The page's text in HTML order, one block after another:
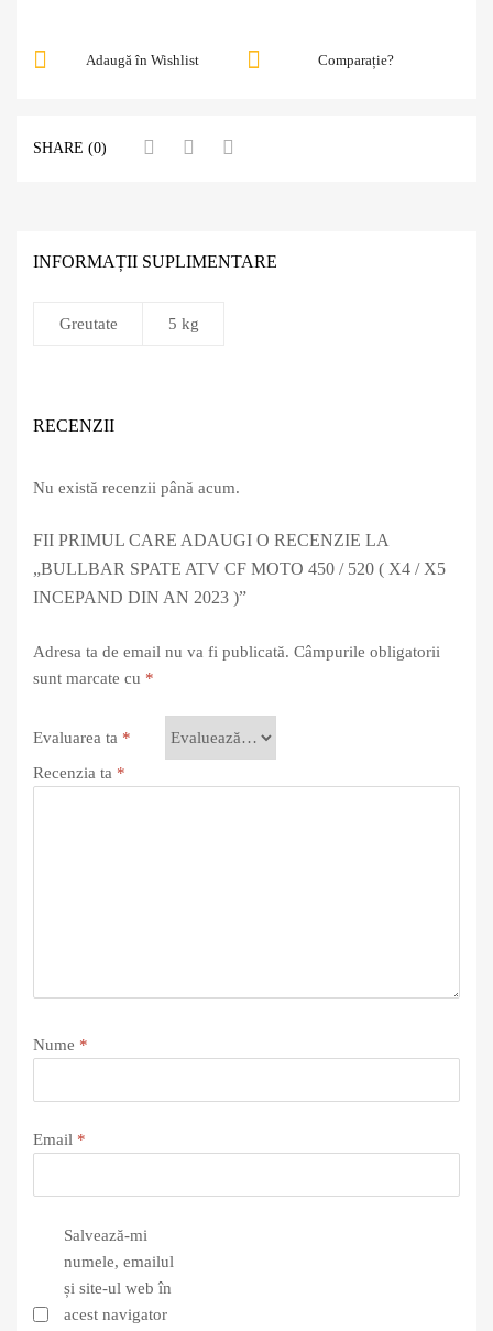
Comparație?
Adaugă în Wishlist
SHARE (0)
INFORMAȚII SUPLIMENTARE
Greutate 5 kg
RECENZII
Nu există recenzii până acum.
FII PRIMUL CARE ADAUGI O RECENZIE LA
„BULLBAR SPATE ATV CF MOTO 450 / 520 ( X4 / X5
INCEPAND DIN AN 2023 )”
Adresa ta de email nu va fi publicată. Câmpurile obligatorii
sunt marcate cu *
Evaluarea ta *
Recenzia ta *
Nume *
Email *
Salvează-mi
numele, emailul
și site-ul web în
acest navigator